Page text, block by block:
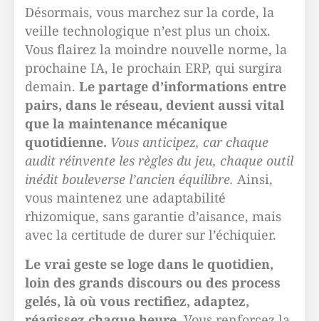
Désormais, vous marchez sur la corde, la
veille technologique n’est plus un choix.
Vous flairez la moindre nouvelle norme, la
prochaine IA, le prochain ERP, qui surgira
demain. Le partage d’informations entre
pairs, dans le réseau, devient aussi vital
que la maintenance mécanique
quotidienne. Vous anticipez, car chaque
audit réinvente les règles du jeu, chaque outil
inédit bouleverse l’ancien équilibre. Ainsi,
vous maintenez une adaptabilité
rhizomique, sans garantie d’aisance, mais
avec la certitude de durer sur l’échiquier.
Le vrai geste se loge dans le quotidien,
loin des grands discours ou des process
gelés, là où vous rectifiez, adaptez,